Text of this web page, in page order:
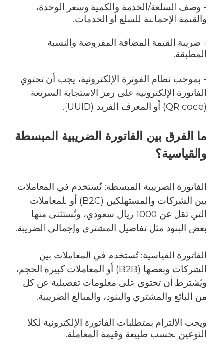
- وصف السلعة/الخدمة والكمية وسعر الوحدة،
والقيمة الإجمالية للسلع أو الخدمات.
- ضريبة القيمة المضافة المفروضة والنسبة
المطبقة.
- بموجب نظام الفوترة الإلكترونية، يجب أن تحتوي
الفاتورة الإلكترونية على رمز الاستجابة السريعة
(
QR code) أو المعرف الفريد (UUID
).
ما الفرق بين الفاتورة الضريبية المبسطة
والقياسية؟
الفاتورة الضريبية المبسطة: تُستخدم في المعاملات
بين الشركات والمستهلكين (B2C) أو للمعاملات
التي تقل عن 1000 ريال سعودي، وتُستثنى منها
بعض البنود مثل تفاصيل المشتري وإجمالي الضريبة.
الفاتورة القياسية: تُستخدم في المعاملات بين
الشركات وبعضها (B2B) أو المعاملات كبيرة الحجم،
ويُشترط أن تحتوي على معلومات تفصيلية عن كل
من البائع والمشتري والبنود، والمبالغ الضريبية.
ويجب الالتزام بمتطلبات الفاتورة الإلكترونية لكلا
النوعين بحسب طبيعة وقيمة المعاملة.